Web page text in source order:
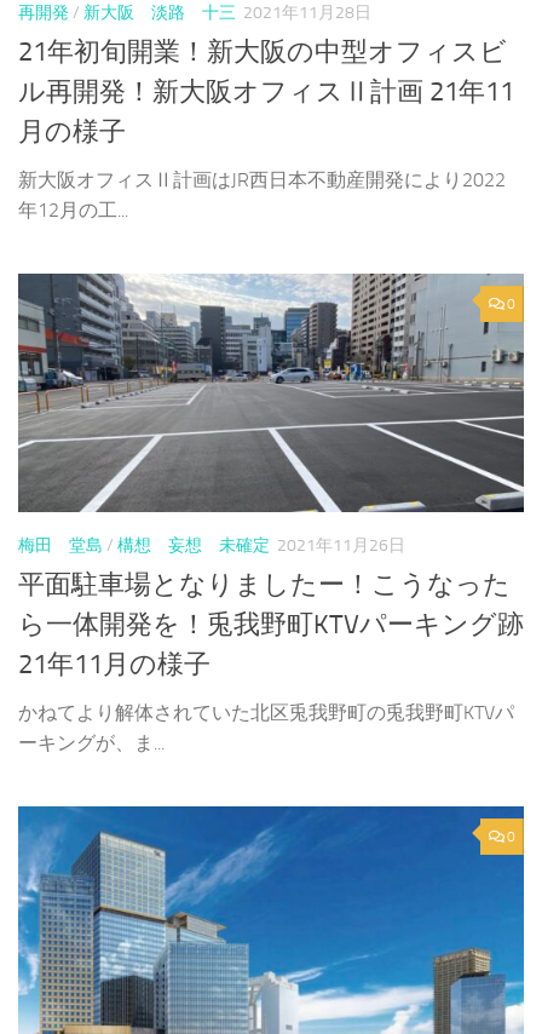
再開発 / 新大阪 淡路 十三 2021年11月28日
21年初旬開業！新大阪の中型オフィスビ
ル再開発！新大阪オフィスⅡ計画 21年11
月の様子
新大阪オフィスⅡ計画はJR西日本不動産開発により2022
年12月の工...
0
梅田 堂島 / 構想 妄想 未確定 2021年11月26日
平面駐車場となりましたー！こうなった
ら一体開発を！兎我野町KTVパーキング跡
21年11月の様子
かねてより解体されていた北区兎我野町の兎我野町KTVパ
ーキングが、ま...
0